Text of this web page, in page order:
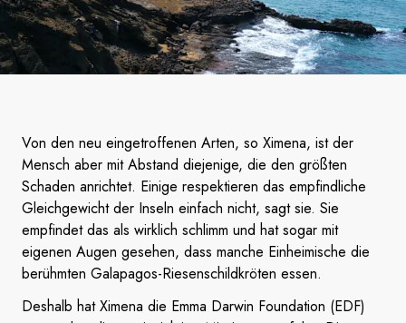
Von den neu eingetroffenen Arten, so Ximena, ist der
Mensch aber mit Abstand diejenige, die den größten
Schaden anrichtet. Einige respektieren das empfindliche
Gleichgewicht der Inseln einfach nicht, sagt sie. Sie
empfindet das als wirklich schlimm und hat sogar mit
eigenen Augen gesehen, dass manche Einheimische die
berühmten Galapagos-Riesenschildkröten essen.
Deshalb hat Ximena die Emma Darwin Foundation (EDF)